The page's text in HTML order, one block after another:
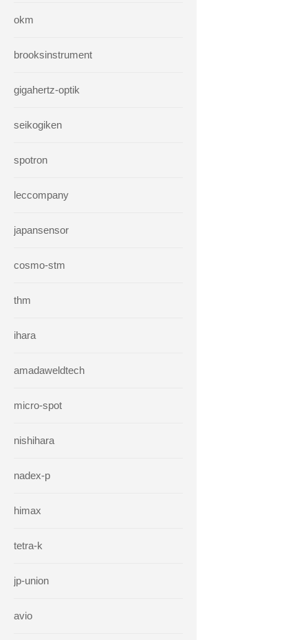
okm
brooksinstrument
gigahertz-optik
seikogiken
spotron
leccompany
japansensor
cosmo-stm
thm
ihara
amadaweldtech
micro-spot
nishihara
nadex-p
himax
tetra-k
jp-union
avio